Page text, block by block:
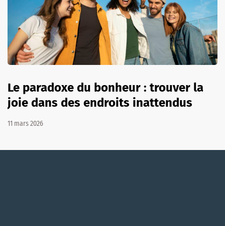
Le paradoxe du bonheur : trouver la
joie dans des endroits inattendus
11 mars 2026